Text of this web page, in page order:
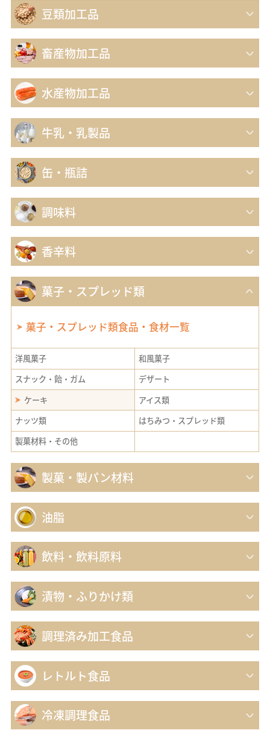
豆類加工品
畜産物加工品
水産物加工品
牛乳・乳製品
缶・瓶詰
調味料
香辛料
菓子・スプレッド類
菓子・スプレッド類食品・食材一覧
洋風菓子
和風菓子
スナック・飴・ガム
デザート
ケーキ
アイス類
ナッツ類
はちみつ・スプレッド類
製菓材料・その他
製菓・製パン材料
油脂
飲料・飲料原料
漬物・ふりかけ類
調理済み加工食品
レトルト食品
冷凍調理食品